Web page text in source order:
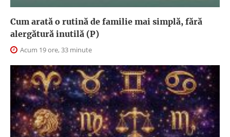
Cum arată o rutină de familie mai simplă, fără
alergătură inutilă (P)
Acum 19 ore, 33 minute